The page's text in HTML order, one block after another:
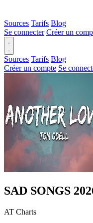
Sources Tarifs Blog
Se connecter Créer un
Sources Tarifs Blog
Créer un compte Se
SAD SONGS
AT Charts